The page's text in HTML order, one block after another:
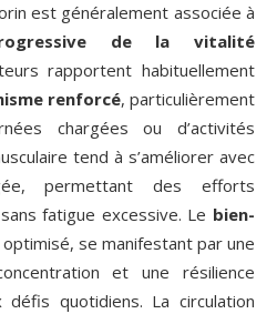
est généralement associée à
de la vitalité
rapportent habituellement
renforcé, particulièrement
chargées ou d’activités
tend à s’améliorer avec
permettant des efforts
fatigue excessive. Le bien-
optimisé, se manifestant par une
et une résilience
quotidiens. La circulation